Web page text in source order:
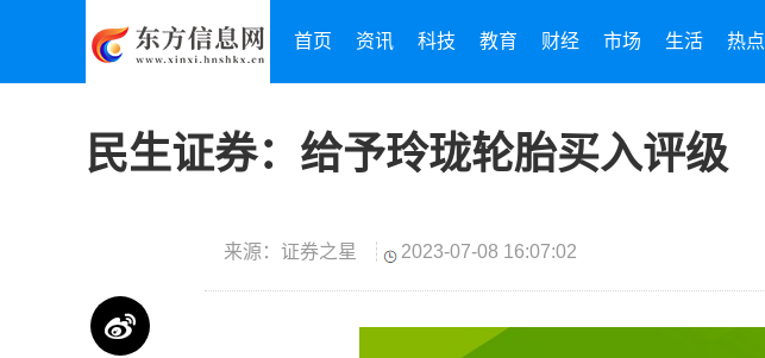
首页 资讯 科技 教育 财经 市场 生活 热点
民生证券：给予玲珑轮胎买入评级
来源：证券之星 2023-07-08 16:07:02